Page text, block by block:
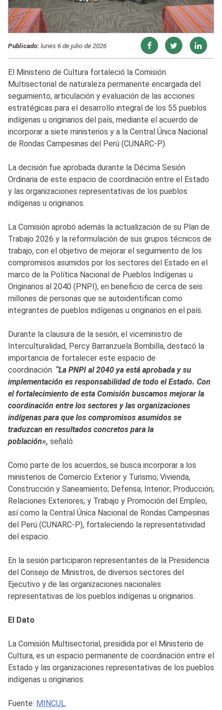
Publicado:lunes 6 de julio de 2026
El Ministerio de Cultura fortaleció la Comisión
Multisectorial de naturaleza permanente encargada del
seguimiento, articulación y evaluación de las acciones
estratégicas para el desarrollo integral de los 55 pueblos
indígenas u originarios del país, mediante el acuerdo de
incorporar a siete ministerios y a la Central Única Nacional
de Rondas Campesinas del Perú (CUNARC-P).
La decisión fue aprobada durante la Décima Sesión
Ordinaria de este espacio de coordinación entre el Estado
y las organizaciones representativas de los pueblos
indígenas u originarios.
La Comisión aprobó además la actualización de su Plan de
Trabajo 2026 y la reformulación de sus grupos técnicos de
trabajo, con el objetivo de mejorar el seguimiento de los
compromisos asumidos por los sectores del Estado en el
marco de la Política Nacional de Pueblos Indígenas u
Originarios al 2040 (PNPI), en beneficio de cerca de seis
millones de personas que se autoidentifican como
integrantes de pueblos indígenas u originarios en el país.
Durante la clausura de la sesión, el viceministro de
Interculturalidad, Percy Barranzuela Bombilla, destacó la
importancia de fortalecer este espacio de
coordinación. “La PNPI al 2040 ya está aprobada y su
implementación es responsabilidad de todo el Estado. Con
el fortalecimiento de esta Comisión buscamos mejorar la
coordinación entre los sectores y las organizaciones
indígenas para que los compromisos asumidos se
traduzcan en resultados concretos para la
población», señaló.
Como parte de los acuerdos, se busca incorporar a los
ministerios de Comercio Exterior y Turismo; Vivienda,
Construcción y Saneamiento; Defensa; Interior; Producción;
Relaciones Exteriores; y Trabajo y Promoción del Empleo,
así como la Central Única Nacional de Rondas Campesinas
del Perú (CUNARC-P), fortaleciendo la representatividad
del espacio.
En la sesión participaron representantes de la Presidencia
del Consejo de Ministros, de diversos sectores del
Ejecutivo y de las organizaciones nacionales
representativas de los pueblos indígenas u originarios.
El Dato
La Comisión Multisectorial, presidida por el Ministerio de
Cultura, es un espacio permanente de coordinación entre el
Estado y las organizaciones representativas de los pueblos
indígenas u originarios.
Fuente: MINCUL.